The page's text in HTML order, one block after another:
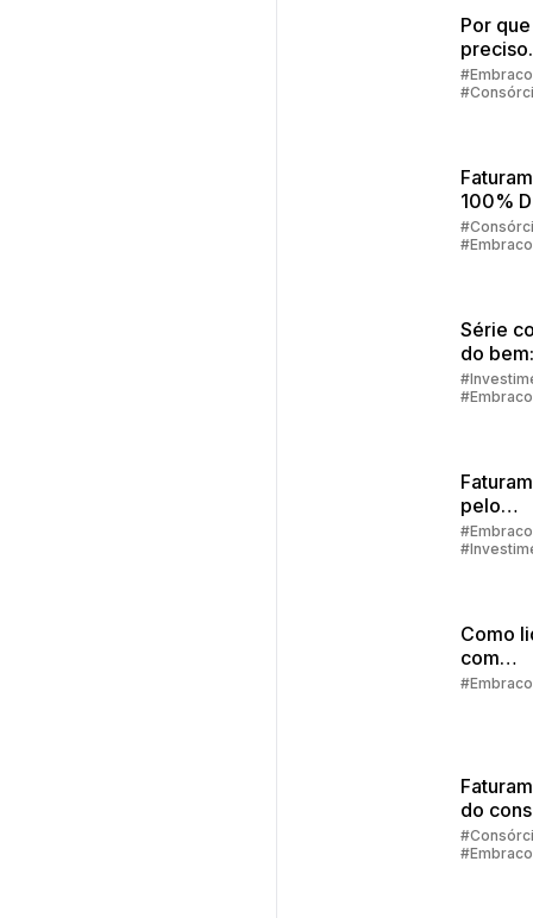
Por
preciso
alguns
100%
Como
Tudo
Série
do
como
pelo
passo
Como
com
do
no